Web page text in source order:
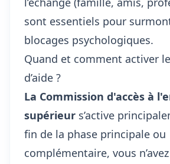
sont essentiels pour
blocages psychologiques.
Quand et comment activer
d’aide ?
La Commission d'accès à
supérieur s’active
fin de la phase principale ou
complémentaire, vous